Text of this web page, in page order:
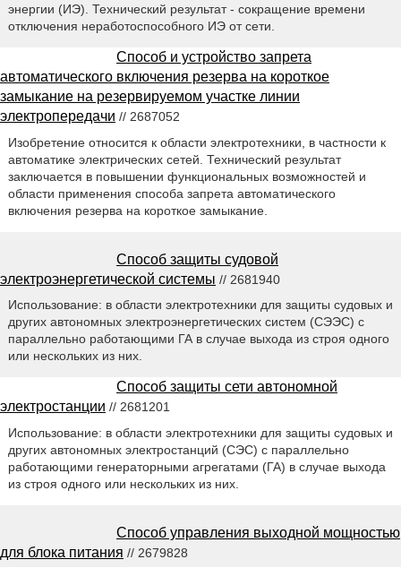
энергии (ИЭ). Технический результат - сокращение времени
отключения неработоспособного ИЭ от сети.
Способ и устройство запрета
автоматического включения резерва на короткое
замыкание на резервируемом участке линии
электропередачи // 2687052
Изобретение относится к области электротехники, в частности к
автоматике электрических сетей. Технический результат
заключается в повышении функциональных возможностей и
области применения способа запрета автоматического
включения резерва на короткое замыкание.
Способ защиты судовой
электроэнергетической системы // 2681940
Использование: в области электротехники для защиты судовых и
других автономных электроэнергетических систем (СЭЭС) с
параллельно работающими ГА в случае выхода из строя одного
или нескольких из них.
Способ защиты сети автономной
электростанции // 2681201
Использование: в области электротехники для защиты судовых и
других автономных электростанций (СЭС) с параллельно
работающими генераторными агрегатами (ГА) в случае выхода
из строя одного или нескольких из них.
Способ управления выходной мощностью
для блока питания // 2679828